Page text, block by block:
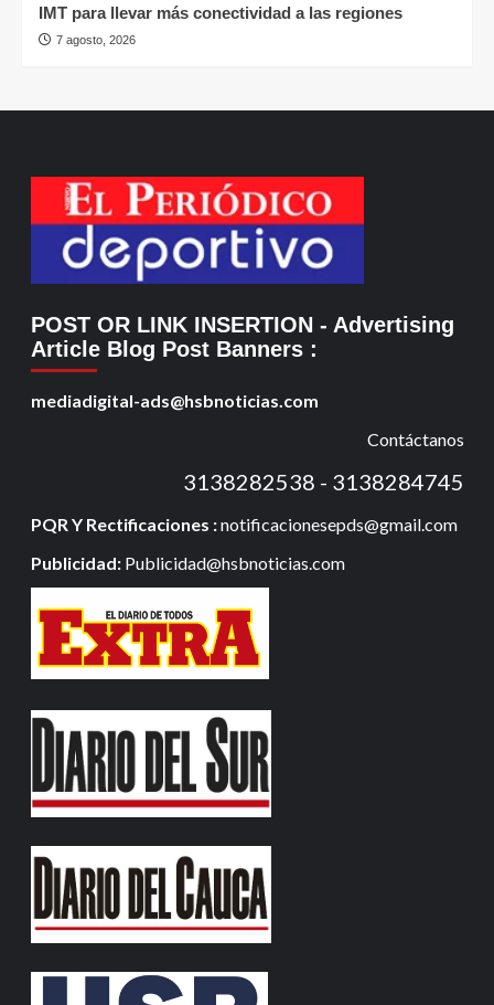
IMT para llevar más conectividad a las regiones
7 agosto, 2026
POST OR LINK INSERTION - Advertising
Article Blog Post Banners :
mediadigital-ads@hsbnoticias.com
Contáctanos
3138282538 - 3138284745
PQR Y Rectificaciones :notificacionesepds@gmail.com
Publicidad: Publicidad@hsbnoticias.com